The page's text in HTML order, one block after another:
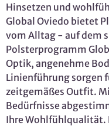
Hinsetzen und
Global Oviedo bietet
vom Alltag - auf dem
Polsterprogramm
Optik, angenehme
Linienführung sorgen
zeitgemäßes Outfit.
Bedürfnisse
Ihre Wohlfühlqualität.